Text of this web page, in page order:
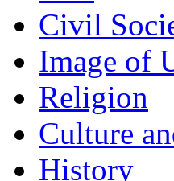
Civil
Image of
Religion
Culture
History